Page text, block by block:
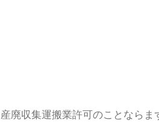
産廃収集運搬業許可のことならま